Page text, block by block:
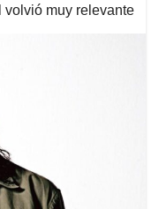
volvió muy relevante